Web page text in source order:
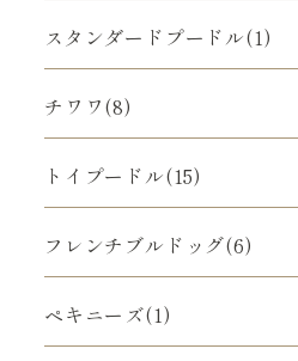
スタンダードプードル(1)
チワワ(8)
トイプードル(15)
フレンチブルドッグ(6)
ペキニーズ(1)